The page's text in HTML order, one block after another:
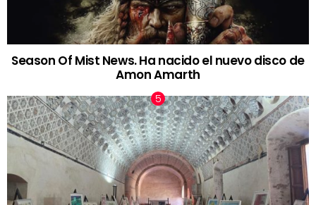
Season Of Mist News. Ha nacido el nuevo disco de
Amon Amarth